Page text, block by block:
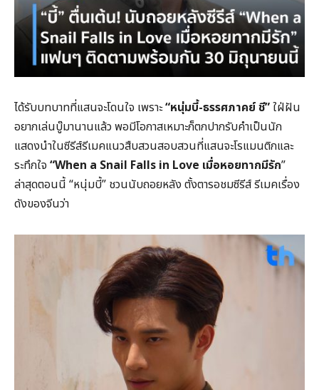
ได้รับบทบาทที่แสนจะโดนใจ เพราะ“หนุ่มบี้-ธรรศภาคย์ ชี”ใฝ่ฝัน
อยากเล่นบู๊มานานแล้ว พอมีโอกาสเหมาะก็ตกปากรับคำเป็นนัก
แสดงนำในซีรีส์รีเมคแนวสืบสวนสอบสวนที่แสนจะโรแมนติกและ
ระทึกใจ “When a Snail Falls in Love เมื่อหอยทากมีรัก”
ล่าสุดตอนนี้ “หนุ่มบี้” ชวนนับถอยหลัง ตั้งตารอชมซีรีส์ รีเมคเรื่อง
ดังของจีนว่า